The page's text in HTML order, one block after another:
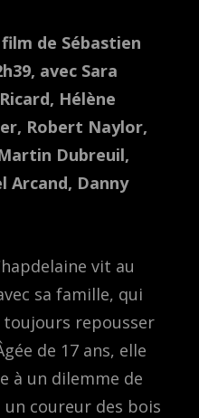
de Sébastien
avec Sara
Hélène
Robert Naylor,
Dubreuil,
Arcand, Danny
vit au
sa famille, qui
toujours repousser
de 17 ans, elle
à un dilemme de
un coureur des bois